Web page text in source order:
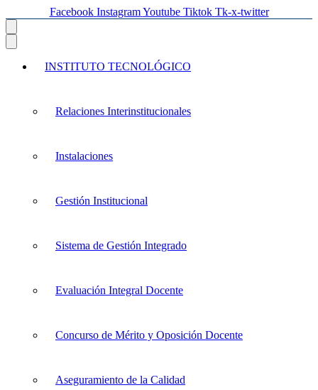
Facebook Instagram Youtube Tiktok Tk-x-twitter
INSTITUTO TECNOLÓGICO
Relaciones Interinstitucionales
Instalaciones
Gestión Institucional
Sistema de Gestión Integrado
Evaluación Integral Docente
Concurso de Mérito y Oposición Docente
Aseguramiento de la Calidad